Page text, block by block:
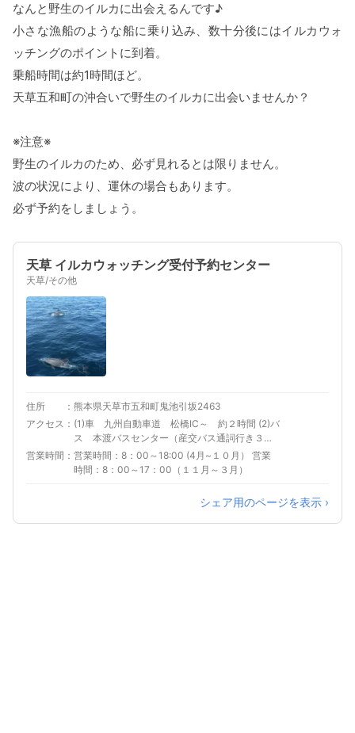
なんと野生のイルカに出会えるんです♪
小さな漁船のような船に乗り込み、数十分後にはイルカウォ
ッチングのポイントに到着。
乗船時間は約1時間ほど。
天草五和町の沖合いで野生のイルカに出会いませんか？
※注意※
野生のイルカのため、必ず見れるとは限りません。
波の状況により、運休の場合もあります。
必ず予約をしましょう。
天草 イルカウォッチング受付予約センター
天草/その他
住所
熊本県天草市五和町鬼池引坂2463
アクセス
(1)車 九州自動車道 松橋IC～ 約２時間 (2)バ
ス 本渡バスセンター（産交バス通詞行き３５
分）～松原下車すぐ
営業時間
営業時間：8：00～18:00 (4月~１０月） 営業
時間：8：00～17：00（１１月～３月）
シェア用のページを表示 ›